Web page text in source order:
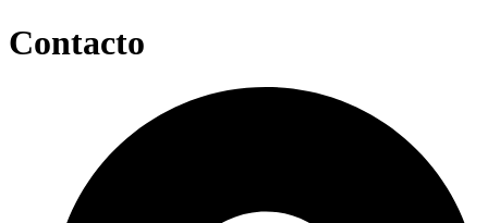
Contacto